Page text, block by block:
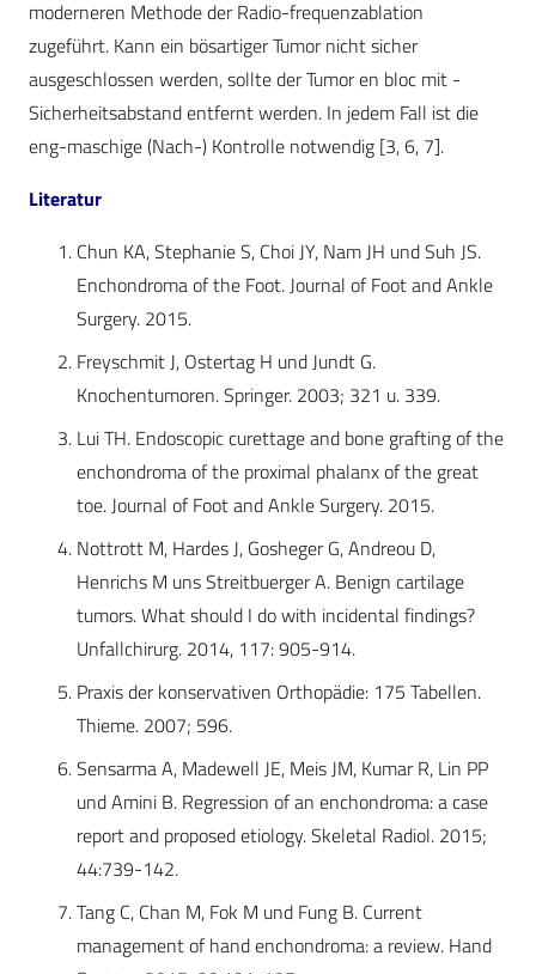
moderneren Methode der Radio-frequenzablation
zugeführt. Kann ein bösartiger Tumor nicht sicher
ausgeschlossen werden, sollte der Tumor en bloc mit -
Sicherheitsabstand entfernt werden. In jedem Fall ist die
eng-maschige (Nach-) Kontrolle notwendig [3, 6, 7].
Literatur
Chun KA, Stephanie S, Choi JY, Nam JH und Suh JS.
Enchondroma of the Foot. Journal of Foot and Ankle
Surgery. 2015.
Freyschmit J, Ostertag H und Jundt G.
Knochentumoren. Springer. 2003; 321 u. 339.
Lui TH. Endoscopic curettage and bone grafting of the
enchondroma of the proximal phalanx of the great
toe. Journal of Foot and Ankle Surgery. 2015.
Nottrott M, Hardes J, Gosheger G, Andreou D,
Henrichs M uns Streitbuerger A. Benign cartilage
tumors. What should I do with incidental findings?
Unfallchirurg. 2014, 117: 905-914.
Praxis der konservativen Orthopädie: 175 Tabellen.
Thieme. 2007; 596.
Sensarma A, Madewell JE, Meis JM, Kumar R, Lin PP
und Amini B. Regression of an enchondroma: a case
report and proposed etiology. Skeletal Radiol. 2015;
44:739-142.
Tang C, Chan M, Fok M und Fung B. Current
management of hand enchondroma: a review. Hand